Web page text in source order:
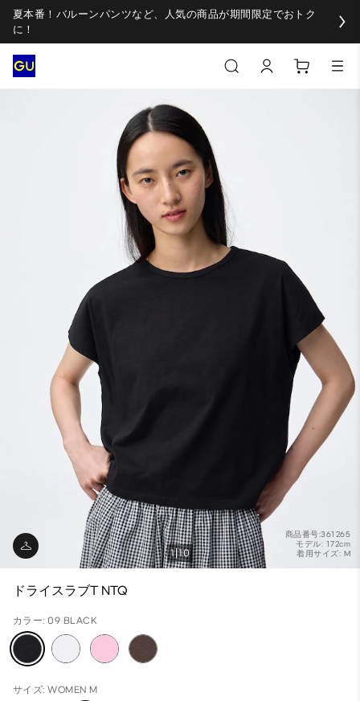
夏本番！バルーンパンツなど、人気の商品が期間限定でおトク
に！
商品番号:361265
モデル: 172cm
着用サイズ: M
1 10
ドライスラブT NTQ
カラー: 09 BLACK
サイズ: WOMEN M